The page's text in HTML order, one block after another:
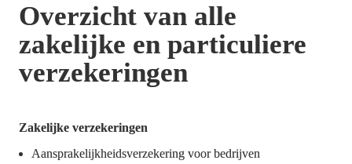
Overzicht van alle
zakelijke en particuliere
verzekeringen
Zakelijke verzekeringen
Aansprakelijkheidsverzekering voor bedrijven